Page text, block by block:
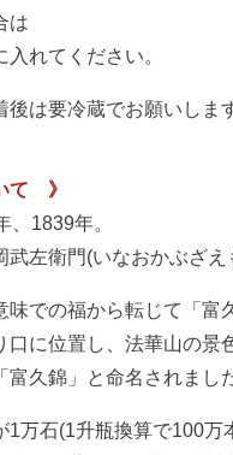
は
入れてください。
は要冷蔵でお願いしま
て 》
1839年。
左衛門(いなおかぶざえ
での福から転じて「富
に位置し、法華山の景
久錦」と命名されまし
万石(1升瓶換算で100万